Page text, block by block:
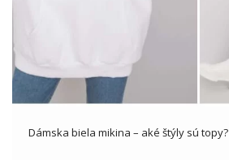
Dámska biela mikina – aké štýly sú topy?